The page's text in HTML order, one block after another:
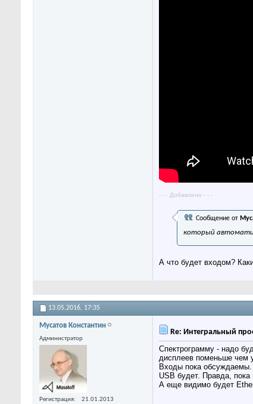
- - - Добавлено - - -
Сообщение от
который
А что будет входом?
13.05.2016, 17:35
Мусатов Константин
Администратор
Регистрация
21.01.2013
Re: Интегральный
Спектрограмму - надо
дисплеев поменьше чем
Входы пока
USB будет. Правда, пока
А еще видимо будет